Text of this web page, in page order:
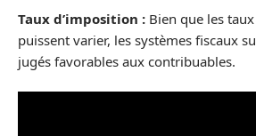
Taux d’imposition : Bien que les
puissent varier, les systèmes fiscaux
jugés favorables aux contribuables.